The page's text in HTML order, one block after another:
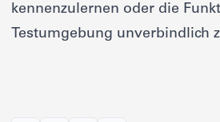
kennenzulernen oder die
Testumgebung unverbindlich